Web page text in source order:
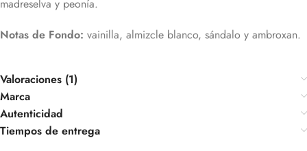
madreselva y peonía.
Notas de Fondo: vainilla, almizcle blanco, sándalo y ambroxan.
Valoraciones (1)
Marca
Autenticidad
Tiempos de entrega